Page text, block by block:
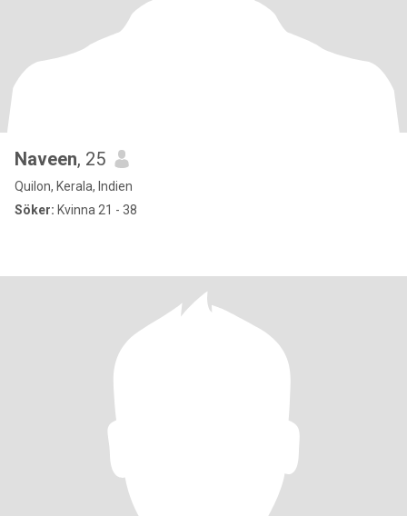
Naveen, 25
Quilon, Kerala, Indien
Söker: Kvinna 21 - 38